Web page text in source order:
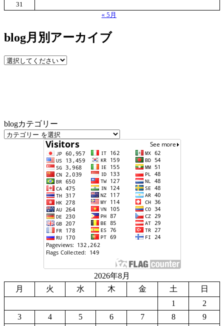
31
« 5月
blog月別アーカイブ
blogカテゴリー
2026年8月
月
火 水 木 金 土
日
1
2
3
4 5 6 7 8 9